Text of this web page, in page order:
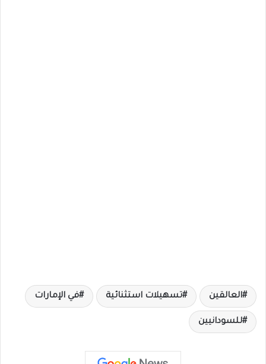
العالقين تسهيلات استثنائية في الإمارات
للسودانيين